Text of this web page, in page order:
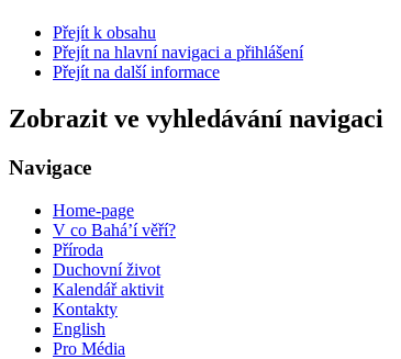
Přejít k obsahu
Přejít na hlavní navigaci a přihlášení
Přejít na další informace
Zobrazit ve vyhledávání navigaci
Navigace
Home-page
V co Bahá’í věří?
Příroda
Duchovní život
Kalendář aktivit
Kontakty
English
Pro Média